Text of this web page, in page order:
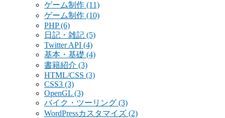
ゲーム制作 (11)
ゲーム制作 (10)
PHP(6)
日記・雑記 (5)
Twitter API (4)
基本・基礎 (4)
書籍紹介 (3)
HTML/CSS (3)
CSS3 (3)
OpenGL (3)
バイク・ツーリング (3)
WordPressカスタマイズ (2)